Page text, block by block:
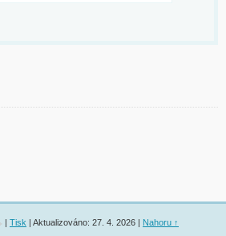
| Tisk | Aktualizováno: 27. 4. 2026 | Nahoru ↑